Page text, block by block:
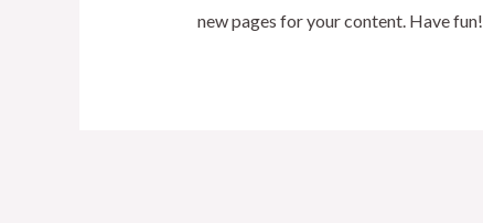
new pages for your content. Have fun!